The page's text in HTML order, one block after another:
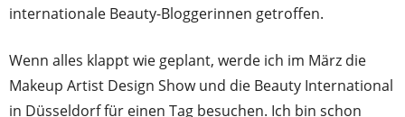
internationale Beauty-Bloggerinnen getroffen.
Wenn alles klappt wie geplant, werde ich im März die
Makeup Artist Design Show und die Beauty International
in Düsseldorf für einen Tag besuchen. Ich bin schon